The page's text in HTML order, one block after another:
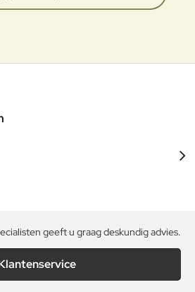
geeft u graag deskundig advies.